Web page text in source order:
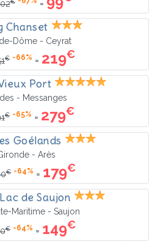
=
Chanset
Dôme - Ceyrat
€ -66% = 219€
Port
- Messanges
€ -65% = 279€
Goélands
- Arès
€ -64% = 179€
de Saujon
Maritime - Saujon
€ -64% = 149€